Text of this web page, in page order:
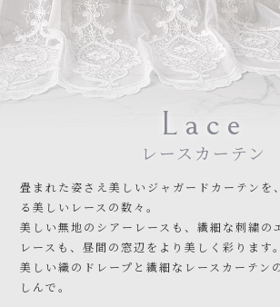
Lace
レースカーテン
畳まれた姿さえ美しいジャガードカーテンを
る美しいレースの数々。
美しい無地のシアーレースも、繊細な刺繍の
レースも、昼間の窓辺をより美しく彩ります。
美しい織のドレープと繊細なレースカーテン
しんで。